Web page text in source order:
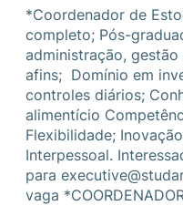
*Coordenador de
completo; Pós-
administração,
afins; Domínio em
controles diários;
alimentício
Flexibilidade;
Interpessoal.
para
vaga